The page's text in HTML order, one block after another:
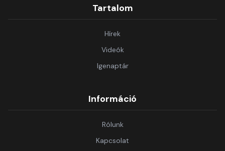
Tartalom
Hírek
Videók
Igenaptár
Információ
Rólunk
Kapcsolat